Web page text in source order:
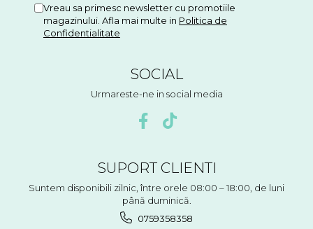
Vreau sa primesc newsletter cu promotiile
magazinului. Afla mai multe in Politica de
Confidentialitate
SOCIAL
Urmareste-ne in social media
SUPORT CLIENTI
Suntem disponibili zilnic, între orele 08:00 – 18:00, de luni
până duminică.
0759358358